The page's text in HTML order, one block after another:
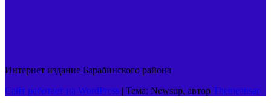
Интернет издание Барабинского района
Сайт работает на WordPress | Тема: Newsup, автор Themeansar